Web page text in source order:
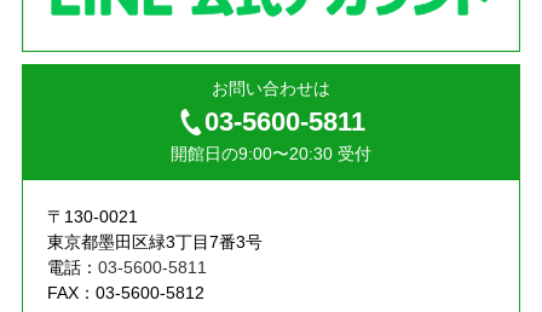
お問い合わせは
03-5600-5811
開館日の9:00〜20:30 受付
〒130-0021
東京都墨田区緑3丁目7番3号
電話： 03-5600-5811
FAX：03-5600-5812